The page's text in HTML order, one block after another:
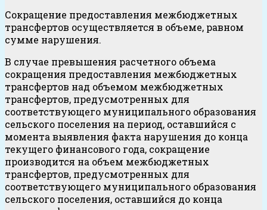
Сокращение предоставления межбюджетных
трансфертов осуществляется в объеме, равном
сумме нарушения.
В случае превышения расчетного объема
сокращения предоставления межбюджетных
трансфертов над объемом межбюджетных
трансфертов, предусмотренных для
соответствующего муниципального образования
сельского поселения на период, оставшийся с
момента выявления факта нарушения до конца
текущего финансового года, сокращение
производится на объем межбюджетных
трансфертов, предусмотренных для
соответствующего муниципального образования
сельского поселения, оставшийся до конца